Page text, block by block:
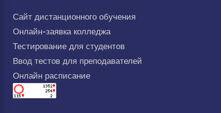
Сайт дистанционного обучения
Онлайн-заявка колледжа
Тестирование для студентов
Ввод тестов для преподавателей
Онлайн расписание